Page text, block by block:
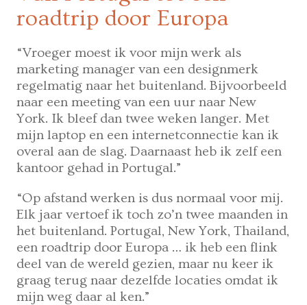
roadtrip door Europa
“Vroeger moest ik voor mijn werk als
marketing manager van een designmerk
regelmatig naar het buitenland. Bijvoorbeeld
naar een meeting van een uur naar New
York. Ik bleef dan twee weken langer. Met
mijn laptop en een internetconnectie kan ik
overal aan de slag. Daarnaast heb ik zelf een
kantoor gehad in Portugal.”
“Op afstand werken is dus normaal voor mij.
Elk jaar vertoef ik toch zo’n twee maanden in
het buitenland. Portugal, New York, Thailand,
een roadtrip door Europa … ik heb een flink
deel van de wereld gezien, maar nu keer ik
graag terug naar dezelfde locaties omdat ik
mijn weg daar al ken.”